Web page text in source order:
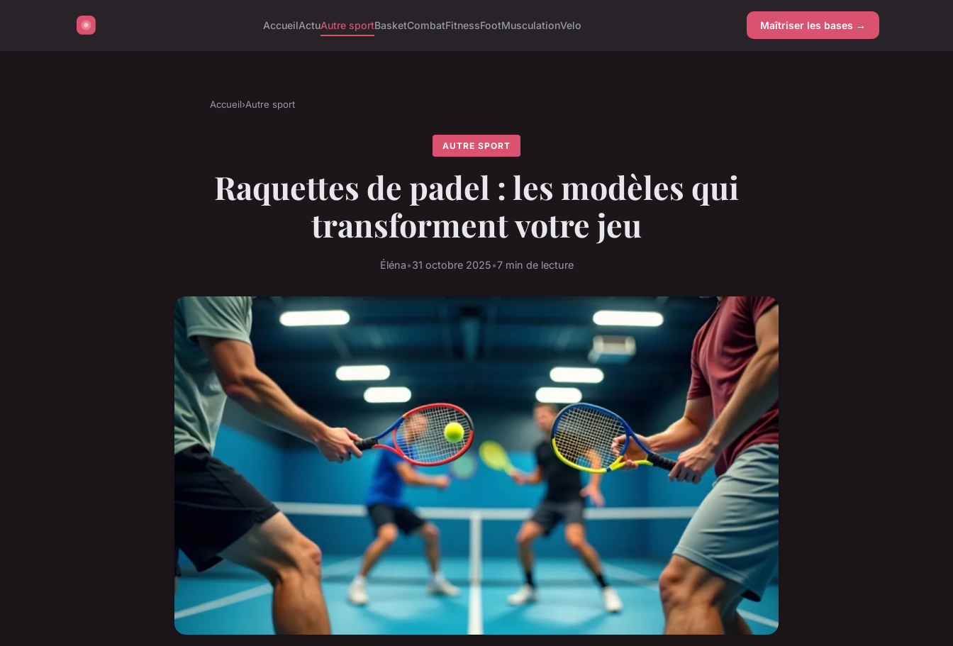
AccueilActuAutre sportBasketCombatFitnessFootMusculationVelo Maîtriser les bases →
Accueil›Autre sport
AUTRE SPORT
Raquettes de padel : les modèles qui
transforment votre jeu
Éléna•31 octobre 2025•7 min de lecture